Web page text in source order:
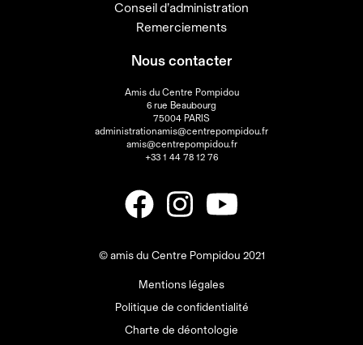
Conseil d’administration
Remerciements
Nous contacter
Amis du Centre Pompidou
6 rue Beaubourg
75004 PARIS
administrationamis@centrepompidou.fr
amis@centrepompidou.fr
+33 1 44 78 12 76
© amis du Centre Pompidou 2021
Mentions légales
Politique de confidentialité
Charte de déontologie